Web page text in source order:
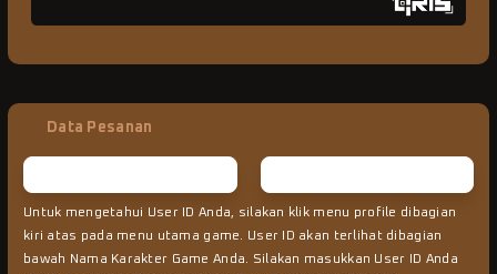
Data Pesanan
Untuk mengetahui User ID Anda, silakan klik menu profile dibagian
kiri atas pada menu utama game. User ID akan terlihat dibagian
bawah Nama Karakter Game Anda. Silakan masukkan User ID Anda